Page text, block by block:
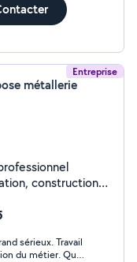
Entreprise
métallerie
construction
industriels.
sérieux. Travail
du métier. Que